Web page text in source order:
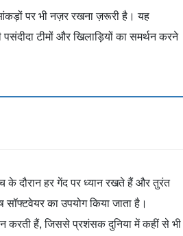
पर भी नज़र रखना ज़रूरी है। यह
टीमों और खिलाड़ियों का समर्थन करने
के दौरान हर गेंद पर ध्यान रखते हैं और तुरंत
का उपयोग किया जाता है।
करती हैं, जिससे प्रशंसक दुनिया में कहीं से भी